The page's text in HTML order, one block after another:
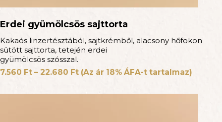
Erdei gyümölcsös sajttorta
Kakaós linzertésztából, sajtkrémből, alacsony hőfokon
sütött sajttorta, tetején erdei
gyümölcsös szósszal.
7.560 Ft – 22.680 Ft (Az ár 18% ÁFA-t tartalmaz)